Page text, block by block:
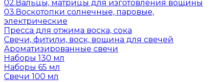
02.Вальцы, матрицы для изготовления вощины
03.Воскотопки солнечные, паровые,
электрические
Пресса для отжима воска, сока
Свечи, фитили, воск, вощина для свечей
Ароматизированные свечи
Наборы 130 мл
Наборы 65 мл
Свечи 100 мл